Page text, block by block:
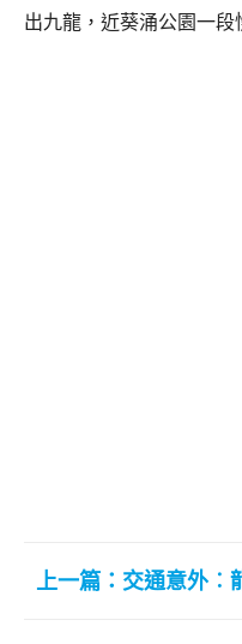
出九龍，近葵涌公園一段
上一篇：交通意外